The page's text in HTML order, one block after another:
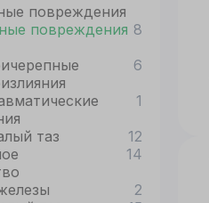
повреждения
повреждения 8
6
1
таз
12
14
2